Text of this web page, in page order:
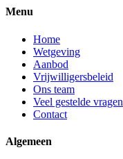
Menu
Home
Wetgeving
Aanbod
Vrijwilligersbeleid
Ons team
Veel gestelde vragen
Contact
Algemeen